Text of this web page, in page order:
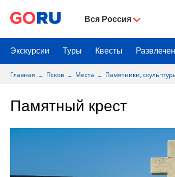
Вся Россия
Экскурсии Туры Квесты
Главная Псков Места Памятники,
Памятный крест